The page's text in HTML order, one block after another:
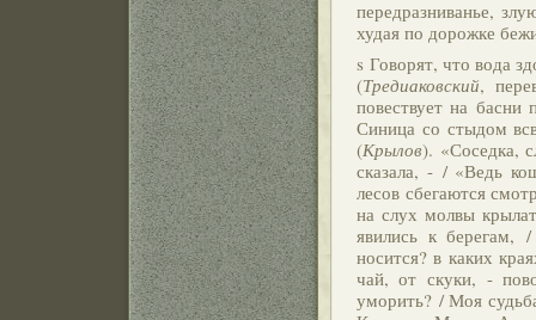
передразниванье,
худая по дорожке
s Говорят, что вода
(Тредиаковский,
повествует на басни
Синица со стыдом
(Крылов). «Соседка,
сказала, - / «Ведь
лесов сбегаются
на слух молвы
явились к берегам,
носится? в каких
чай, от скуки, -
уморить? / Моя